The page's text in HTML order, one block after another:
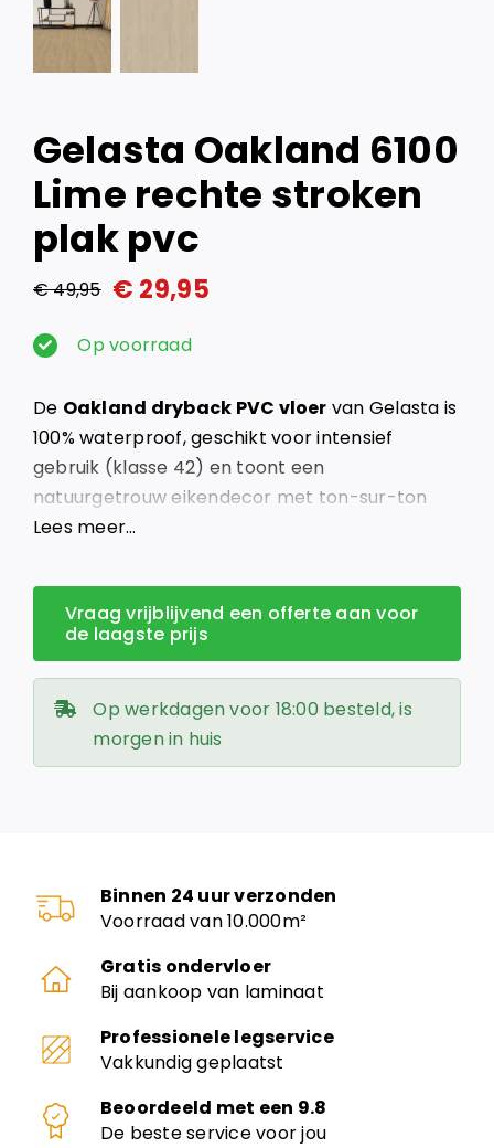
Gelasta Oakland 6100
Lime rechte stroken
plak pvc
€49,95
Oorspronkelijke
prijs
€ 49,95.
€ 29,95
Huidige
prijs
€ 29,95.
Op voorraad
De Oakland dryback PVC vloer van Gelasta is
100% waterproof, geschikt voor intensief
gebruik (klasse 42) en toont een
natuurgetrouw eikendecor met ton-sur-ton
noesten.
Lees meer…
Vraag vrijblijvend een offerte aan voor
de laagste prijs
Op werkdagen voor 18:00 besteld, is
morgen in huis
Binnen 24 uur verzonden
Voorraad van 10.000m²
Gratis ondervloer
Bij aankoop van laminaat
Professionele legservice
Vakkundig geplaatst
Beoordeeld met een 9.8
De beste service voor jou